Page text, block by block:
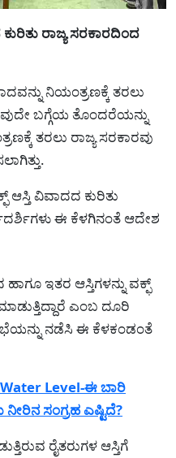
ರಾಜ್ಯ ಸರಕಾರದಿಂದ
ನಿಯಂತ್ರಣಕ್ಕೆ ತರಲು
ಬಗ್ಗೆಯ ತೊಂದರೆಯನ್ನು
ತರಲು ರಾಜ್ಯ ಸರಕಾರವು
ಆಸ್ತಿ ವಿವಾದದ ಕುರಿತು
ಈ ಕೆಳಗಿನಂತೆ ಆದೇಶ
ಇತರ ಆಸ್ತಿಗಳನ್ನು ವಕ್ಫ್
ಎಂಬ ದೂರಿ
ನಡೆಸಿ ಈ ಕೆಳಕಂಡಂತೆ
Level-ಈ ಬಾರಿ
ನೀರಿನ ಸಂಗ್ರಹ ಎಷ್ಟಿದೆ?
ರೈತರುಗಳ ಆಸ್ತಿಗೆ